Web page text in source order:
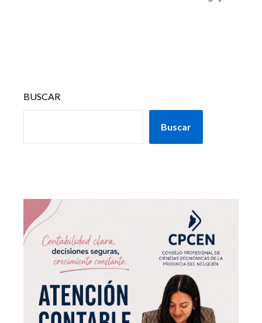
BUSCAR
Buscar